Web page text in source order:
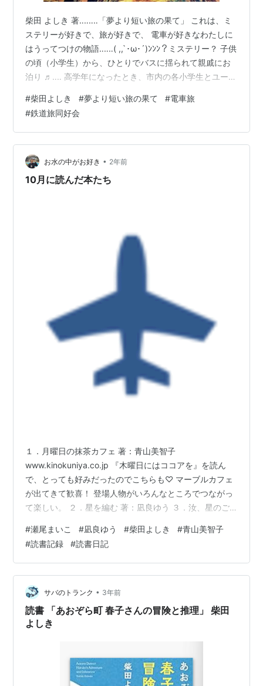
柴田 よしき 著‥‥‥‥「夢より短い旅の果て」 これは、ミ
ステリーが好きで、旅が好きで、 電車が好きなわたしに
はうってつけの物語‥‥‥( ,,`･ω･´)ﾝﾝﾝ？ミステリー？ 子供
の頃（小学生）から、ひとりでバスに揺られて親戚にお
泊り ♬‥‥ 高学年になったとき、市内の各小学生とユース
はニヤニヤ。 山岳部の山行を楽しみ、友人と東北を１周
を体験し、学生時代は北海道一周。 就職したのは、旅行
業。 休日は、バスや電車や新幹線で一人旅を楽しみ、 子
育て終了と、卒婚宣言（夫は忘れている上に、持病悪化
中だけど‥‥‥‥）で一人旅再開。 マイカーでの旅もいい…
#柴田よしき #夢より短い旅の果て #電車旅
#鉄道旅同好会
お水の中がお好き • 2年前
10月に読んだ本たち
１．月曜日の抹茶カフェ 著：青山美智子
www.kinokuniya.co.jp 『木曜日にはココアを』を読ん
で、とっても好みだったのでこちらも♡ マーブルカフェ
が出てきて歓喜！ 登場人物がいろんなところでつながっ
て楽しい。 ２．星を編む 著：凪良ゆう ３．汝、星のご
bookclub.kodansha.co.jp 何ヶ月か前に図書館で予約し
ていた本がいいタイミングで二冊借りられたので、 上下
一気に読んだ。 こんなに人生波瀾万丈なことある！？と
思うとともに、 きっと自分の周りにもいろんな背景を持
つ人がいて、 自分が当たり前だと思…
#瀬尾まいこ #凪良ゆう #柴田よしき #青山美智子
#読書記録 #読書日記
サバのトランク • 3年前
読書 「あおぞら町 春子さんの冒険と推理」 柴田
よしき